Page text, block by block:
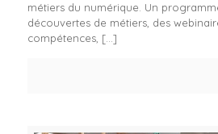
métiers du numérique. Un
découvertes de métiers, des
compétences, […]